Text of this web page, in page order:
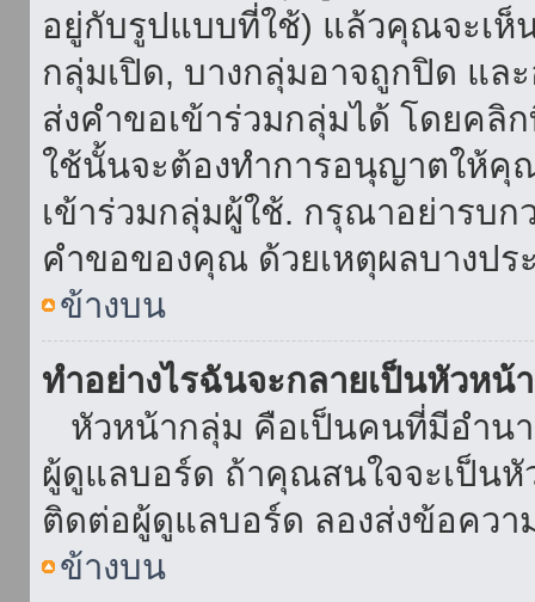
อยู่กับรูปแบบที่ใช้) แล้วคุณจะเห็
กลุ่มเปิด, บางกลุ่มอาจถูกปิด แ
ส่งคำขอเข้าร่วมกลุ่มได้ โดยคลิ
ใช้นั้นจะต้องทำการอนุญาตให้คุ
เข้าร่วมกลุ่มผู้ใช้. กรุณาอย่ารบก
คำขอของคุณ ด้วยเหตุผลบางปร
ข้างบน
ทำอย่างไรฉันจะกลายเป็นหัวหน้
หัวหน้ากลุ่ม คือเป็นคนที่มีอำนา
ผู้ดูแลบอร์ด ถ้าคุณสนใจจะเป็น
ติดต่อผู้ดูแลบอร์ด ลองส่งข้อคว
ข้างบน